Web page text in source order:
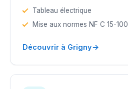
Tableau électrique
Mise aux normes NF C 15-100
Découvrir à Grigny→